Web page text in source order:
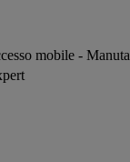
mobile -